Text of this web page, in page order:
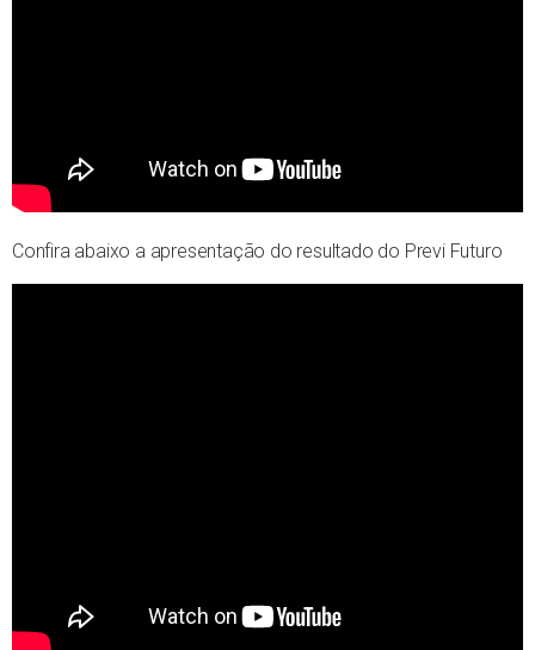
Confira abaixo a apresentação do resultado do Previ Futuro